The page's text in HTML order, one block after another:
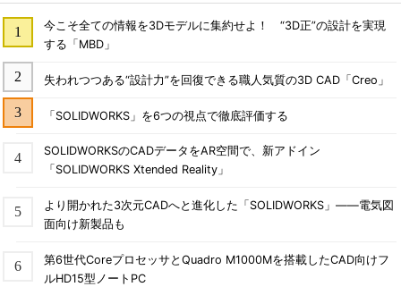
今こそ全ての情報を3Dモデルに集約せよ！ “3D正”の設計を実現
する「MBD」
失われつつある“設計力”を回復できる職人気質の3D CAD「Creo」
「SOLIDWORKS」を6つの視点で徹底評価する
SOLIDWORKSのCADデータをAR空間で、新アドイン
「SOLIDWORKS Xtended Reality」
より開かれた3次元CADへと進化した「SOLIDWORKS」――電気図
面向け新製品も
第6世代CoreプロセッサとQuadro M1000Mを搭載したCAD向けフ
ルHD15型ノートPC